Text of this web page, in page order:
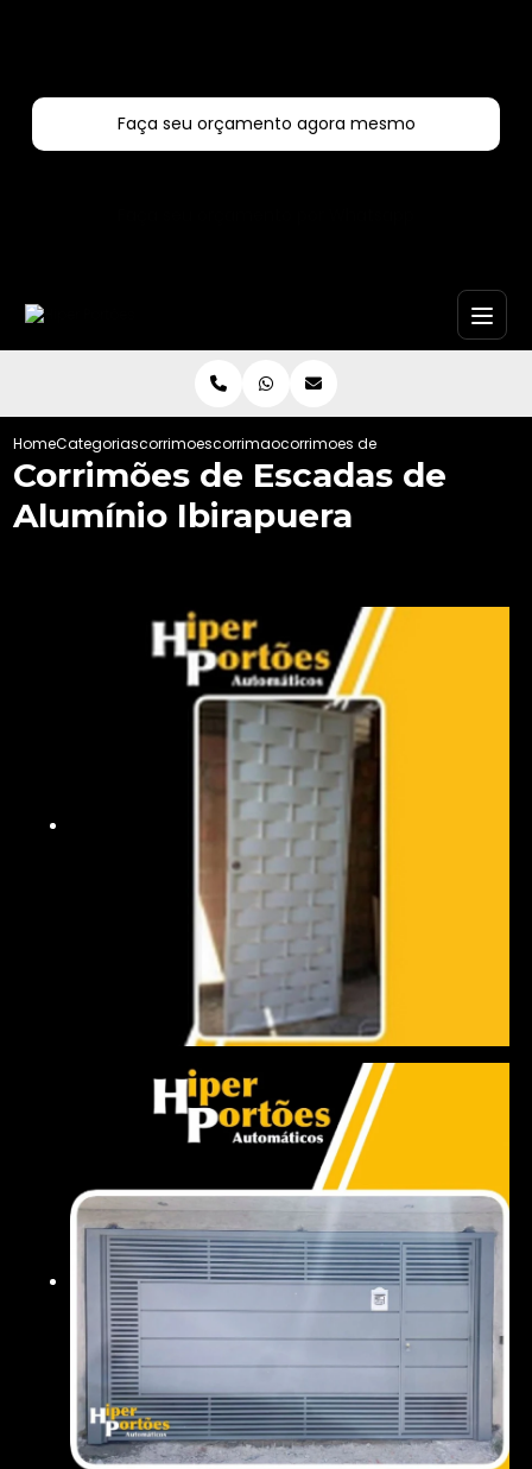
Faça seu orçamento agora mesmo
HomeCategoriascorrimoescorrimaocorrimoes de escadas de
Corrimões de Escadas de
Alumínio Ibirapuera